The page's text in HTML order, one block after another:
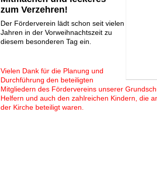
zum Verzehren!
Der Förderverein lädt schon seit vielen
Jahren in der Vorweihnachtszeit zu
diesem besonderen Tag ein.
Vielen Dank für die Planung und
Durchführung den beteiligten
Mitgliedern des Fördervereins unserer
Helfern und auch den zahlreichen Kindern, die
der Kirche beteiligt waren.